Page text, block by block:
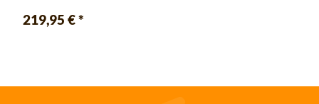
219,95 €*